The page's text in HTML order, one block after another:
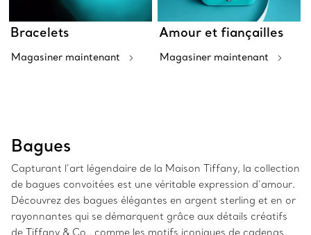
Bracelets
Magasiner maintenant
Amour et fiançailles
Magasiner maintenant
Bagues
Capturant l’art légendaire de la Maison Tiffany, la collection
de bagues convoitées est une véritable expression d’amour.
Découvrez des bagues élégantes en argent sterling et en or
rayonnantes qui se démarquent grâce aux détails créatifs
de Tiffany & Co., comme les motifs iconiques de cadenas,